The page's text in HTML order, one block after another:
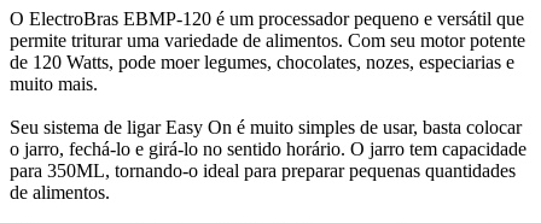
O ElectroBras EBMP-120 é um processador pequeno e versátil que
permite triturar uma variedade de alimentos. Com seu motor potente
de 120 Watts, pode moer legumes, chocolates, nozes, especiarias e
muito mais.
Seu sistema de ligar Easy On é muito simples de usar, basta colocar
o jarro, fechá-lo e girá-lo no sentido horário. O jarro tem capacidade
para 350ML, tornando-o ideal para preparar pequenas quantidades
de alimentos.